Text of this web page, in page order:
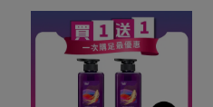
★ 登入會員訂購，管理訂單
更方便，還可累積紅利點
數，一點抵一元
到貨時間參考：訂購完成